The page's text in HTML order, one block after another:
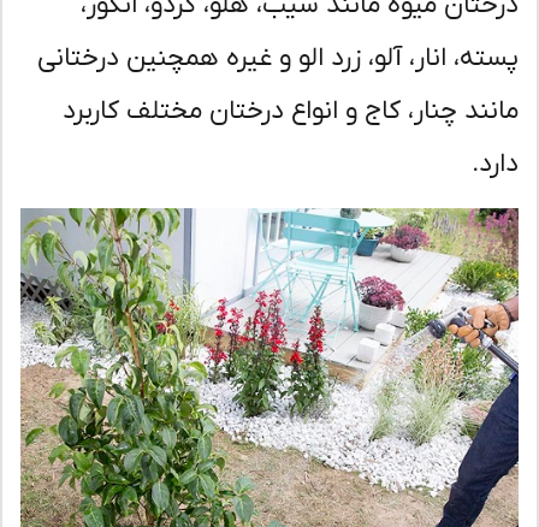
انار، آلو، زرد الو و غیره همچنین درختانی
چنار، کاج و انواع درختان مختلف کاربرد